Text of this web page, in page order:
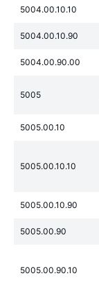
5004.00.10.10
5004.00.10.90
5004.00.90.00
5005
5005.00.10
5005.00.10.10
5005.00.10.90
5005.00.90
5005.00.90.10